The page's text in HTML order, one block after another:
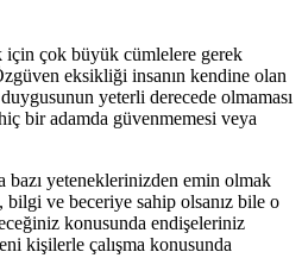
çok büyük cümlelere gerek
eksikliği insanın kendine olan
yeterli derecede olmaması
hiç bir adamda güvenmemesi veya
yeteneklerinizden emin olmak
bilgi ve beceriye sahip olsanız bile o
konusunda endişeleriniz
kişilerle çalışma konusunda